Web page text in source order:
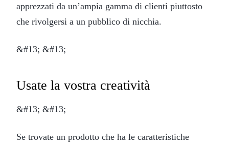
apprezzati da un’ampia gamma di clienti piuttosto
che rivolgersi a un pubblico di nicchia.
&#13; &#13;
Usate la vostra creatività
&#13; &#13;
Se trovate un prodotto che ha le caratteristiche